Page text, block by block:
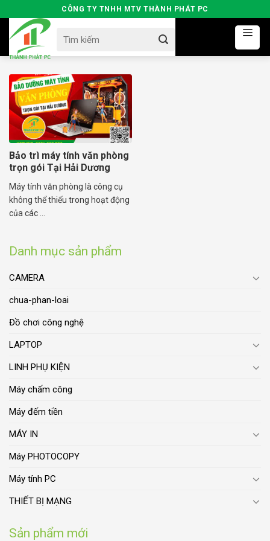
to
content
CÔNG TY TNHH MTV THÀNH PHÁT PC
for:
Danh mục sản phẩm
CAMERA
chua-phan-loai
Đồ chơi công nghệ
LAPTOP
LINH PHỤ KIỆN
Máy chấm công
Máy đếm tiền
MÁY IN
Máy PHOTOCOPY
Máy tính PC
THIẾT BỊ MẠNG
Sản phẩm mới
Bảo trì máy tính văn phòng
trọn gói Tại Hải Dương
Máy tính văn phòng là công cụ
không thể thiếu trong hoạt động
của các ...